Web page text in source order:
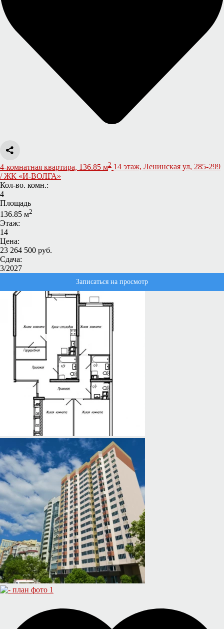
4-комнатная квартира, 136.85 м2 14 этаж, Ленинская ул, 285-299
/ ЖК «И-ВОЛГА»
Кол-во. комн.:
4
Площадь
136.85 м2
Этаж:
14
Цена:
23 264 500 руб.
Сдача:
3/2027
Записаться на просмотр